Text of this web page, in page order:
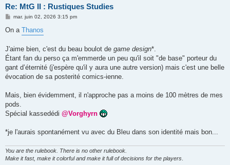
Re: MtG II : Rustiques Studies
M
s
g
e
mar. juin 02, 2026 3:15 pm
On a Thanos
J'aime bien, c'est du beau boulot de game design*.
Étant fan du perso ça m'emmerde un peu qu'il soit "de base" porteur du
gant d’éternité (j'espère qu'il y aura une autre version) mais c'est une belle
évocation de sa posterité comics-ienne.
Mais, bien évidemment, il n'approche pas a moins de 100 mètres de mes
pods.
Spécial kassedédi @Vorghyrn
*je l'aurais spontanément vu avec du Bleu dans son identité mais bon...
You are the rulebook. There is no other rulebook.
Make it fast, make it colorful and make it full of decisions for the players